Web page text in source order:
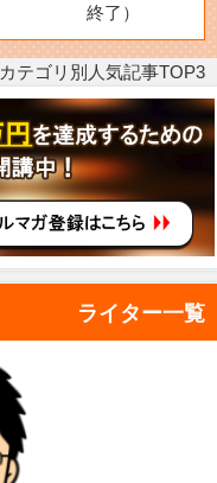
終了）
カテゴリ別人気記事TOP3
ライター一覧